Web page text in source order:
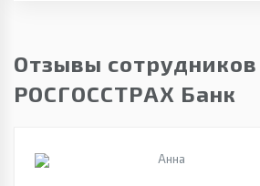
Отзывы
РОСГОССТРАХ Банк
Анна